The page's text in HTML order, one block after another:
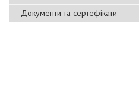
Документи та сертефікати